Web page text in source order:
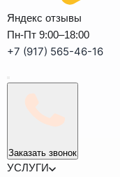
Яндекс отзывы
Пн-Пт 9:00–18:00
+7 (917) 565-46-16
Заказать звонок
УСЛУГИ